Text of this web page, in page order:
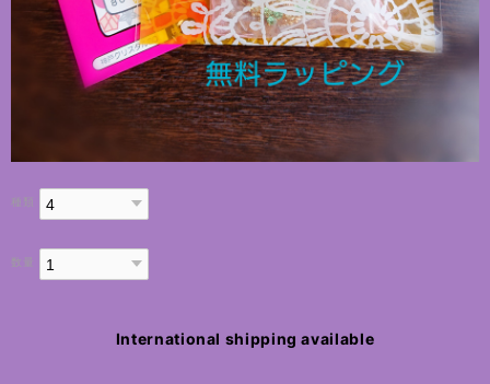
種類
数量
International shipping available